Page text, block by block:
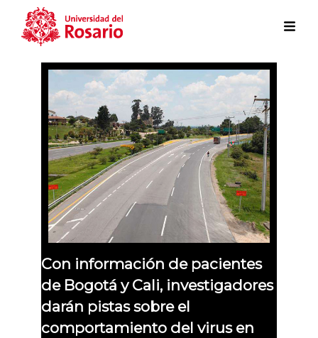
Skip to main content
Con información de pacientes
de Bogotá y Cali, investigadores
darán pistas sobre el
comportamiento del virus en